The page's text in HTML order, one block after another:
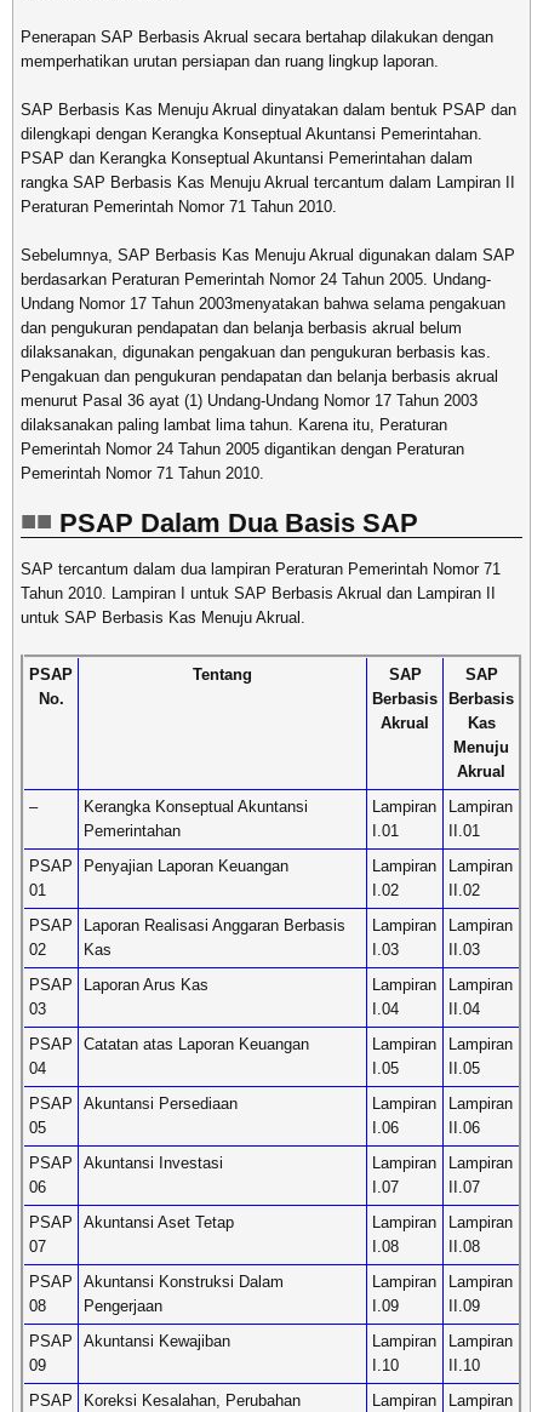
Penerapan SAP Berbasis Akrual secara bertahap dilakukan dengan
memperhatikan urutan persiapan dan ruang lingkup laporan.
SAP Berbasis Kas Menuju Akrual dinyatakan dalam bentuk PSAP dan
dilengkapi dengan Kerangka Konseptual Akuntansi Pemerintahan.
PSAP dan Kerangka Konseptual Akuntansi Pemerintahan dalam
rangka SAP Berbasis Kas Menuju Akrual tercantum dalam Lampiran II
Peraturan Pemerintah Nomor 71 Tahun 2010.
Sebelumnya, SAP Berbasis Kas Menuju Akrual digunakan dalam SAP
berdasarkan Peraturan Pemerintah Nomor 24 Tahun 2005. Undang-
Undang Nomor 17 Tahun 2003menyatakan bahwa selama pengakuan
dan pengukuran pendapatan dan belanja berbasis akrual belum
dilaksanakan, digunakan pengakuan dan pengukuran berbasis kas.
Pengakuan dan pengukuran pendapatan dan belanja berbasis akrual
menurut Pasal 36 ayat (1) Undang-Undang Nomor 17 Tahun 2003
dilaksanakan paling lambat lima tahun. Karena itu, Peraturan
Pemerintah Nomor 24 Tahun 2005 digantikan dengan Peraturan
Pemerintah Nomor 71 Tahun 2010.
PSAP Dalam Dua Basis SAP
SAP tercantum dalam dua lampiran Peraturan Pemerintah Nomor 71
Tahun 2010. Lampiran I untuk SAP Berbasis Akrual dan Lampiran II
untuk SAP Berbasis Kas Menuju Akrual.
PSAP
No.
Tentang
SAP
Berbasis
Akrual
SAP
Berbasis
Kas
Menuju
Akrual
–
Kerangka Konseptual Akuntansi
Pemerintahan
Lampiran
I.01
Lampiran
II.01
PSAP
01
Penyajian Laporan Keuangan
Lampiran
I.02
Lampiran
II.02
PSAP
02
Laporan Realisasi Anggaran Berbasis
Kas
Lampiran
I.03
Lampiran
II.03
PSAP
03
Laporan Arus Kas
Lampiran
I.04
Lampiran
II.04
PSAP
04
Catatan atas Laporan Keuangan
Lampiran
I.05
Lampiran
II.05
PSAP
05
Akuntansi Persediaan
Lampiran
I.06
Lampiran
II.06
PSAP
06
Akuntansi Investasi
Lampiran
I.07
Lampiran
II.07
PSAP
07
Akuntansi Aset Tetap
Lampiran
I.08
Lampiran
II.08
PSAP
08
Akuntansi Konstruksi Dalam
Pengerjaan
Lampiran
I.09
Lampiran
II.09
PSAP
09
Akuntansi Kewajiban
Lampiran
I.10
Lampiran
II.10
PSAP
Koreksi Kesalahan, Perubahan
Lampiran
Lampiran